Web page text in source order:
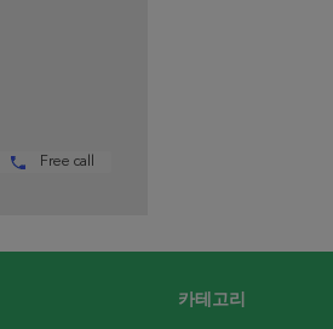
Free call
카테고리